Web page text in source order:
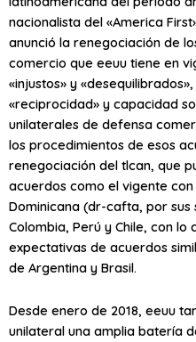
nacionalista del «America
anunció la renegociación de
comercio que eeuu tiene en
«injustos» y
«reciprocidad» y capacidad
unilaterales de defensa
los procedimientos de esos
renegociación del tlcan, que
acuerdos como el vigente
Dominicana (dr-cafta, por sus
Colombia, Perú y Chile, con
expectativas de acuerdos
de Argentina y Brasil.
Desde enero de 2018, eeuu
unilateral una amplia batería